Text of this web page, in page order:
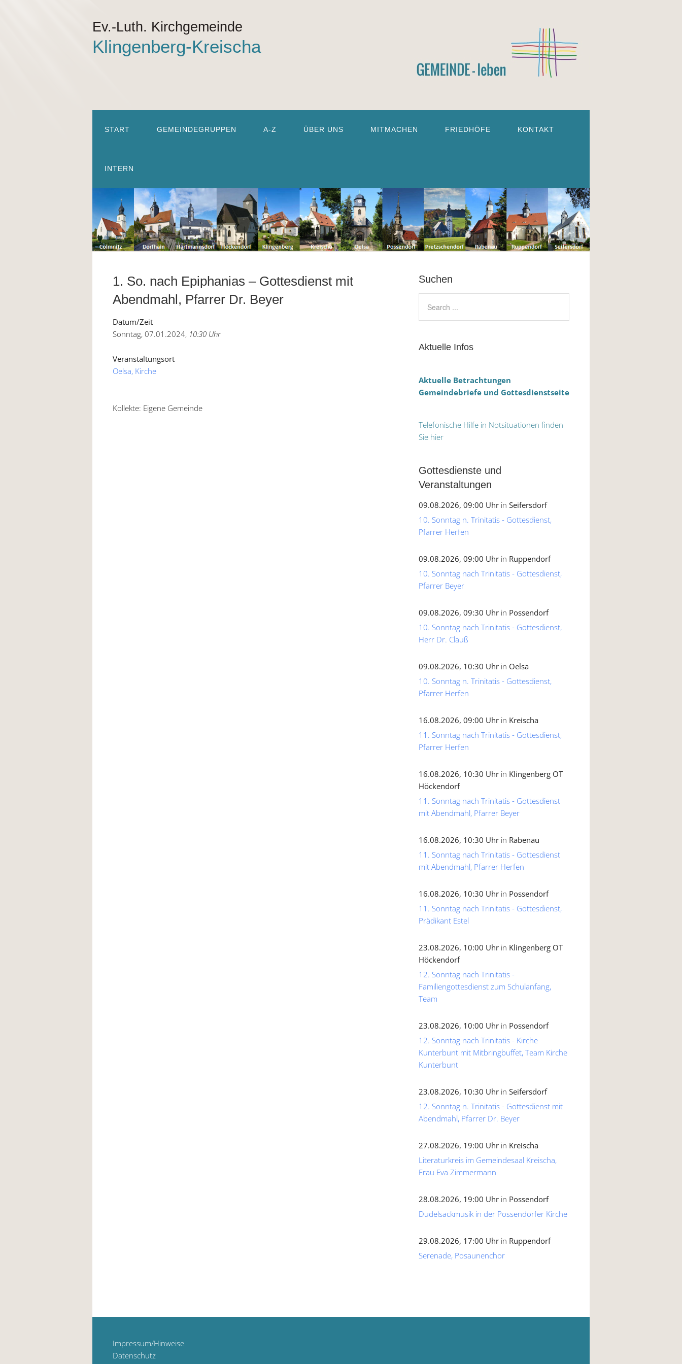
Ev.-Luth. Kirchgemeinde
Klingenberg-Kreischa
START GEMEINDEGRUPPEN A-Z ÜBER UNS MITMACHEN FRIEDHÖFE KONTAKT
INTERN
1. So. nach Epiphanias – Gottesdienst mit
Abendmahl, Pfarrer Dr. Beyer
Datum/Zeit
Sonntag, 07.01.2024, 10:30 Uhr
Veranstaltungsort
Oelsa, Kirche
Kollekte: Eigene Gemeinde
Suchen
Aktuelle Infos
Aktuelle Betrachtungen
Gemeindebriefe und Gottesdienstseite
Telefonische Hilfe in Notsituationen finden
Sie hier
Gottesdienste und
Veranstaltungen
09.08.2026, 09:00 Uhr in Seifersdorf
10. Sonntag n. Trinitatis - Gottesdienst,
Pfarrer Herfen
09.08.2026, 09:00 Uhr in Ruppendorf
10. Sonntag nach Trinitatis - Gottesdienst,
Pfarrer Beyer
09.08.2026, 09:30 Uhr in Possendorf
10. Sonntag nach Trinitatis - Gottesdienst,
Herr Dr. Clauß
09.08.2026, 10:30 Uhr in Oelsa
10. Sonntag n. Trinitatis - Gottesdienst,
Pfarrer Herfen
16.08.2026, 09:00 Uhr in Kreischa
11. Sonntag nach Trinitatis - Gottesdienst,
Pfarrer Herfen
16.08.2026, 10:30 Uhr in Klingenberg OT
Höckendorf
11. Sonntag nach Trinitatis - Gottesdienst
mit Abendmahl, Pfarrer Beyer
16.08.2026, 10:30 Uhr in Rabenau
11. Sonntag nach Trinitatis - Gottesdienst
mit Abendmahl, Pfarrer Herfen
16.08.2026, 10:30 Uhr in Possendorf
11. Sonntag nach Trinitatis - Gottesdienst,
Prädikant Estel
23.08.2026, 10:00 Uhr in Klingenberg OT
Höckendorf
12. Sonntag nach Trinitatis -
Familiengottesdienst zum Schulanfang,
Team
23.08.2026, 10:00 Uhr in Possendorf
12. Sonntag nach Trinitatis - Kirche
Kunterbunt mit Mitbringbuffet, Team Kirche
Kunterbunt
23.08.2026, 10:30 Uhr in Seifersdorf
12. Sonntag n. Trinitatis - Gottesdienst mit
Abendmahl, Pfarrer Dr. Beyer
27.08.2026, 19:00 Uhr in Kreischa
Literaturkreis im Gemeindesaal Kreischa,
Frau Eva Zimmermann
28.08.2026, 19:00 Uhr in Possendorf
Dudelsackmusik in der Possendorfer Kirche
29.08.2026, 17:00 Uhr in Ruppendorf
Serenade, Posaunenchor
Impressum/Hinweise
Datenschutz